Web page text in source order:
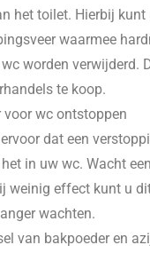
het toilet. Hierbij kunt
waarmee
worden verwijderd.
te koop.
voor wc ontstoppen
dat een
in uw wc. Wacht
weinig effect kunt u
wachten.
van bakpoeder en